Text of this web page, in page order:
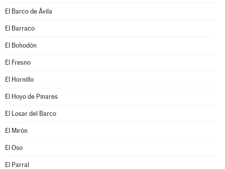
El Barco de Ávila
El Barraco
El Bohodón
El Fresno
El Hornillo
El Hoyo de Pinares
El Losar del Barco
El Mirón
El Oso
El Parral